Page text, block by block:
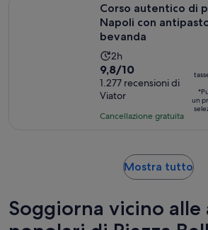
86
recensioni
Corso autentico di
Napoli con
bevanda
L’attività
dura
2
ore
2h
Valutazione
di
9.8
su
recensioni
9,8/10
1.277 recensioni di
Viator
Cancellazione gratuita
un
Mostra tutto
Soggiorna vicino